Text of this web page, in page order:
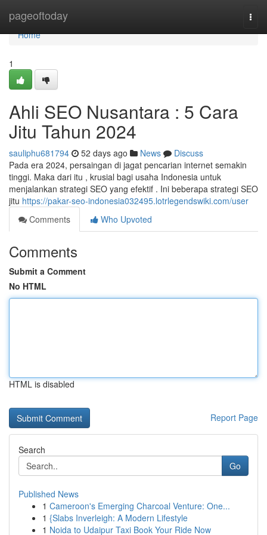
pageoftoday
Home
Home
1
Ahli SEO Nusantara : 5 Cara
Jitu Tahun 2024
sauliphu681794 52 days ago News
Discuss
Pada era 2024, persaingan di jagat pencarian internet semakin
tinggi. Maka dari itu , krusial bagi usaha Indonesia untuk
menjalankan strategi SEO yang efektif . Ini beberapa strategi SEO
jitu https://pakar-seo-indonesia032495.lotrlegendswiki.com/user
Comments
Who Upvoted
Comments
Submit a Comment
No HTML
HTML is disabled
Report Page
Search
Go
Published News
1 Cameroon's Emerging Charcoal Venture: One...
1 {Slabs Inverleigh: A Modern Lifestyle
1 Noida to Udaipur Taxi Book Your Ride Now